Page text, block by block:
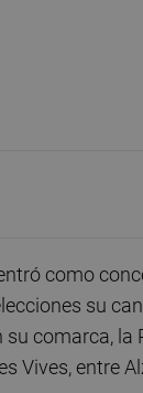
como
su
comarca, la
Vives, entre